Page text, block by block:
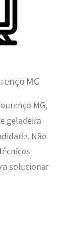
MG
MG,
geladeira
Não
solucionar